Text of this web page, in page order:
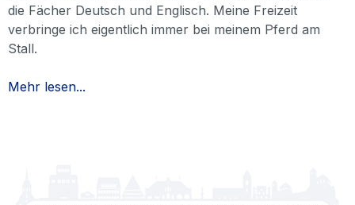
die Fächer Deutsch und Englisch. Meine Freizeit
verbringe ich eigentlich immer bei meinem Pferd am
Stall.
Mehr lesen...